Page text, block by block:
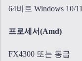
64비트 Windows 10/11
프로세서(Amd)
FX4300 또는 동급